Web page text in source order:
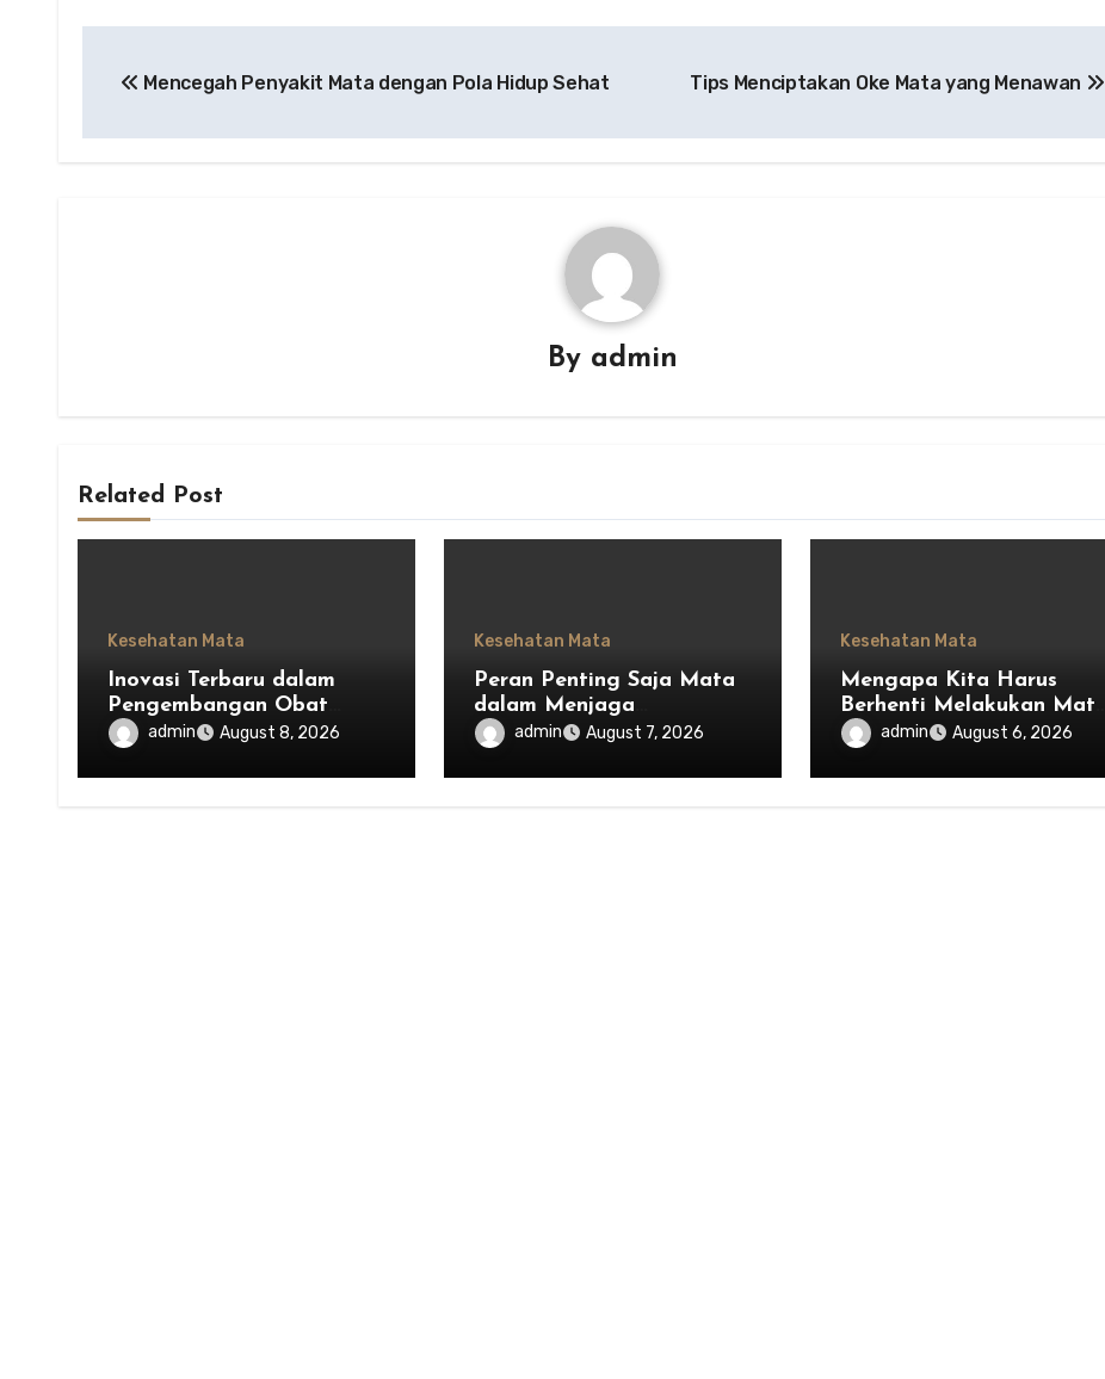
navigation
Mencegah Penyakit Mata dengan Pola Hidup Sehat Tips Menciptakan Oke Mata yang Menawan
By admin
Related Post
Kesehatan Mata
Inovasi Terbaru dalam
Pengembangan Obat
Mata untuk Menjaga
Kesehatan Mata
admin August 8, 2026
Kesehatan Mata
Peran Penting Saja Mata
dalam Menjaga
Keseimbangan Ekosistem
Indonesia
admin August 7, 2026
Kesehatan Mata
Mengapa Kita Harus
Berhenti Melakukan Mata
Saja dan Mulai
Menghargai Privasi Orang
Lain
admin August 6, 2026